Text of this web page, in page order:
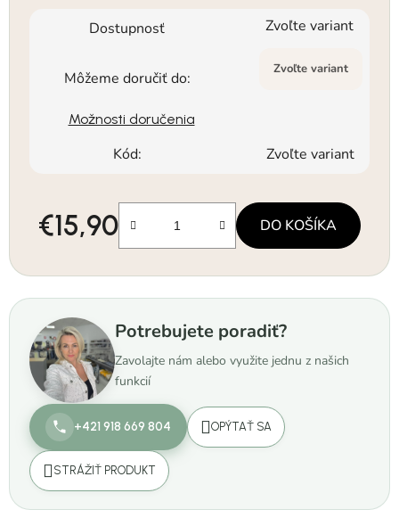
Dostupnosť Zvoľte variant
Môžeme doručiť do: Zvoľte variant
Možnosti doručenia
Kód: Zvoľte variant
€15,90
Jednotková cena:
DO KOŠÍKA
Potrebujete poradiť?
Zavolajte nám alebo využite jednu z našich
funkcií
+421 918 669 804 OPÝTAŤ SA
STRÁŽIŤ PRODUKT